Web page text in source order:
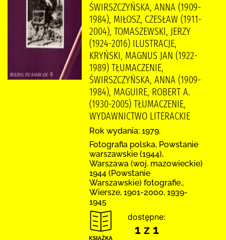
ŚWIRSZCZYŃSKA, ANNA (1909-
1984), MIŁOSZ, CZESŁAW (1911-
2004), TOMASZEWSKI, JERZY
(1924-2016) ILUSTRACJE,
KRYŃSKI, MAGNUS JAN (1922-
1989) TŁUMACZENIE,
ŚWIRSZCZYŃSKA, ANNA (1909-
1984), MAGUIRE, ROBERT A.
(1930-2005) TŁUMACZENIE,
WYDAWNICTWO LITERACKIE
Rok wydania: 1979.
Fotografia polska, Powstanie
warszawskie (1944),
Warszawa (woj. mazowieckie)
1944 (Powstanie
Warszawskie) fotografie.,
Wiersze, 1901-2000, 1939-
1945
dostępne:
1 z 1